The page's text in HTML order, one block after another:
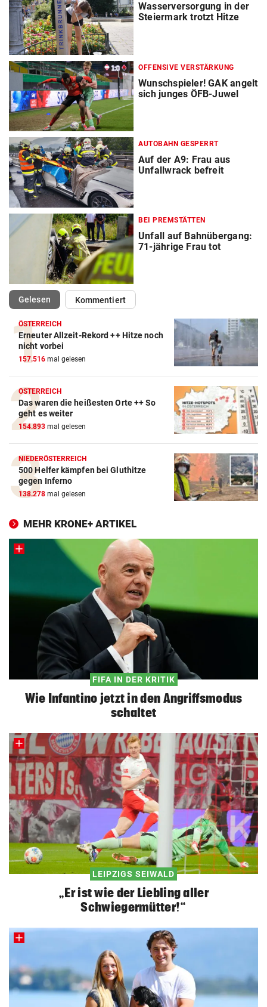
Wasserversorgung in der
Steiermark trotzt Hitze
OFFENSIVE VERSTÄRKUNG
Wunschspieler! GAK angelt
sich junges ÖFB-Juwel
AUTOBAHN GESPERRT
Auf der A9: Frau aus
Unfallwrack befreit
BEI PREMSTÄTTEN
Unfall auf Bahnübergang:
71-jährige Frau tot
Gelesen(ausgewählt)Kommentiert
ÖSTERREICH
Erneuter Allzeit-Rekord ++ Hitze noch
nicht vorbei
157.516 mal gelesen
ÖSTERREICH
Das waren die heißesten Orte ++ So
geht es weiter
154.893 mal gelesen
NIEDERÖSTERREICH
500 Helfer kämpfen bei Gluthitze
gegen Inferno
138.278 mal gelesen
MEHR KRONE+ ARTIKEL
FIFA IN DER KRITIK
Wie Infantino jetzt in den Angriffsmodus
schaltet
LEIPZIGS SEIWALD
„Er ist wie der Liebling aller
Schwiegermütter!“